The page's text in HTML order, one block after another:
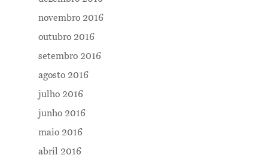
novembro 2016
outubro 2016
setembro 2016
agosto 2016
julho 2016
junho 2016
maio 2016
abril 2016